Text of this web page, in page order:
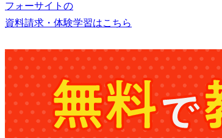
フォーサイトの
資料請求・体験学習はこちら